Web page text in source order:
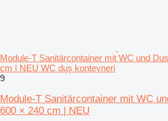
Module-T Sanitärcontainer mit WC und
cm | NEU WC duş konteyneri
9
Module-T Sanitärcontainer mit WC
600 × 240 cm | NEU